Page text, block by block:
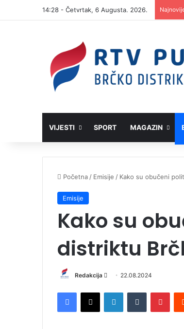
14:28 - Četvrtak, 6 Augusta. 2026.
VIJESTI SPORT MAGAZIN
Početna / Emisije / Kako su obučeni
Emisije
Kako su
distriktu
Redakcija
d
22.08.2024